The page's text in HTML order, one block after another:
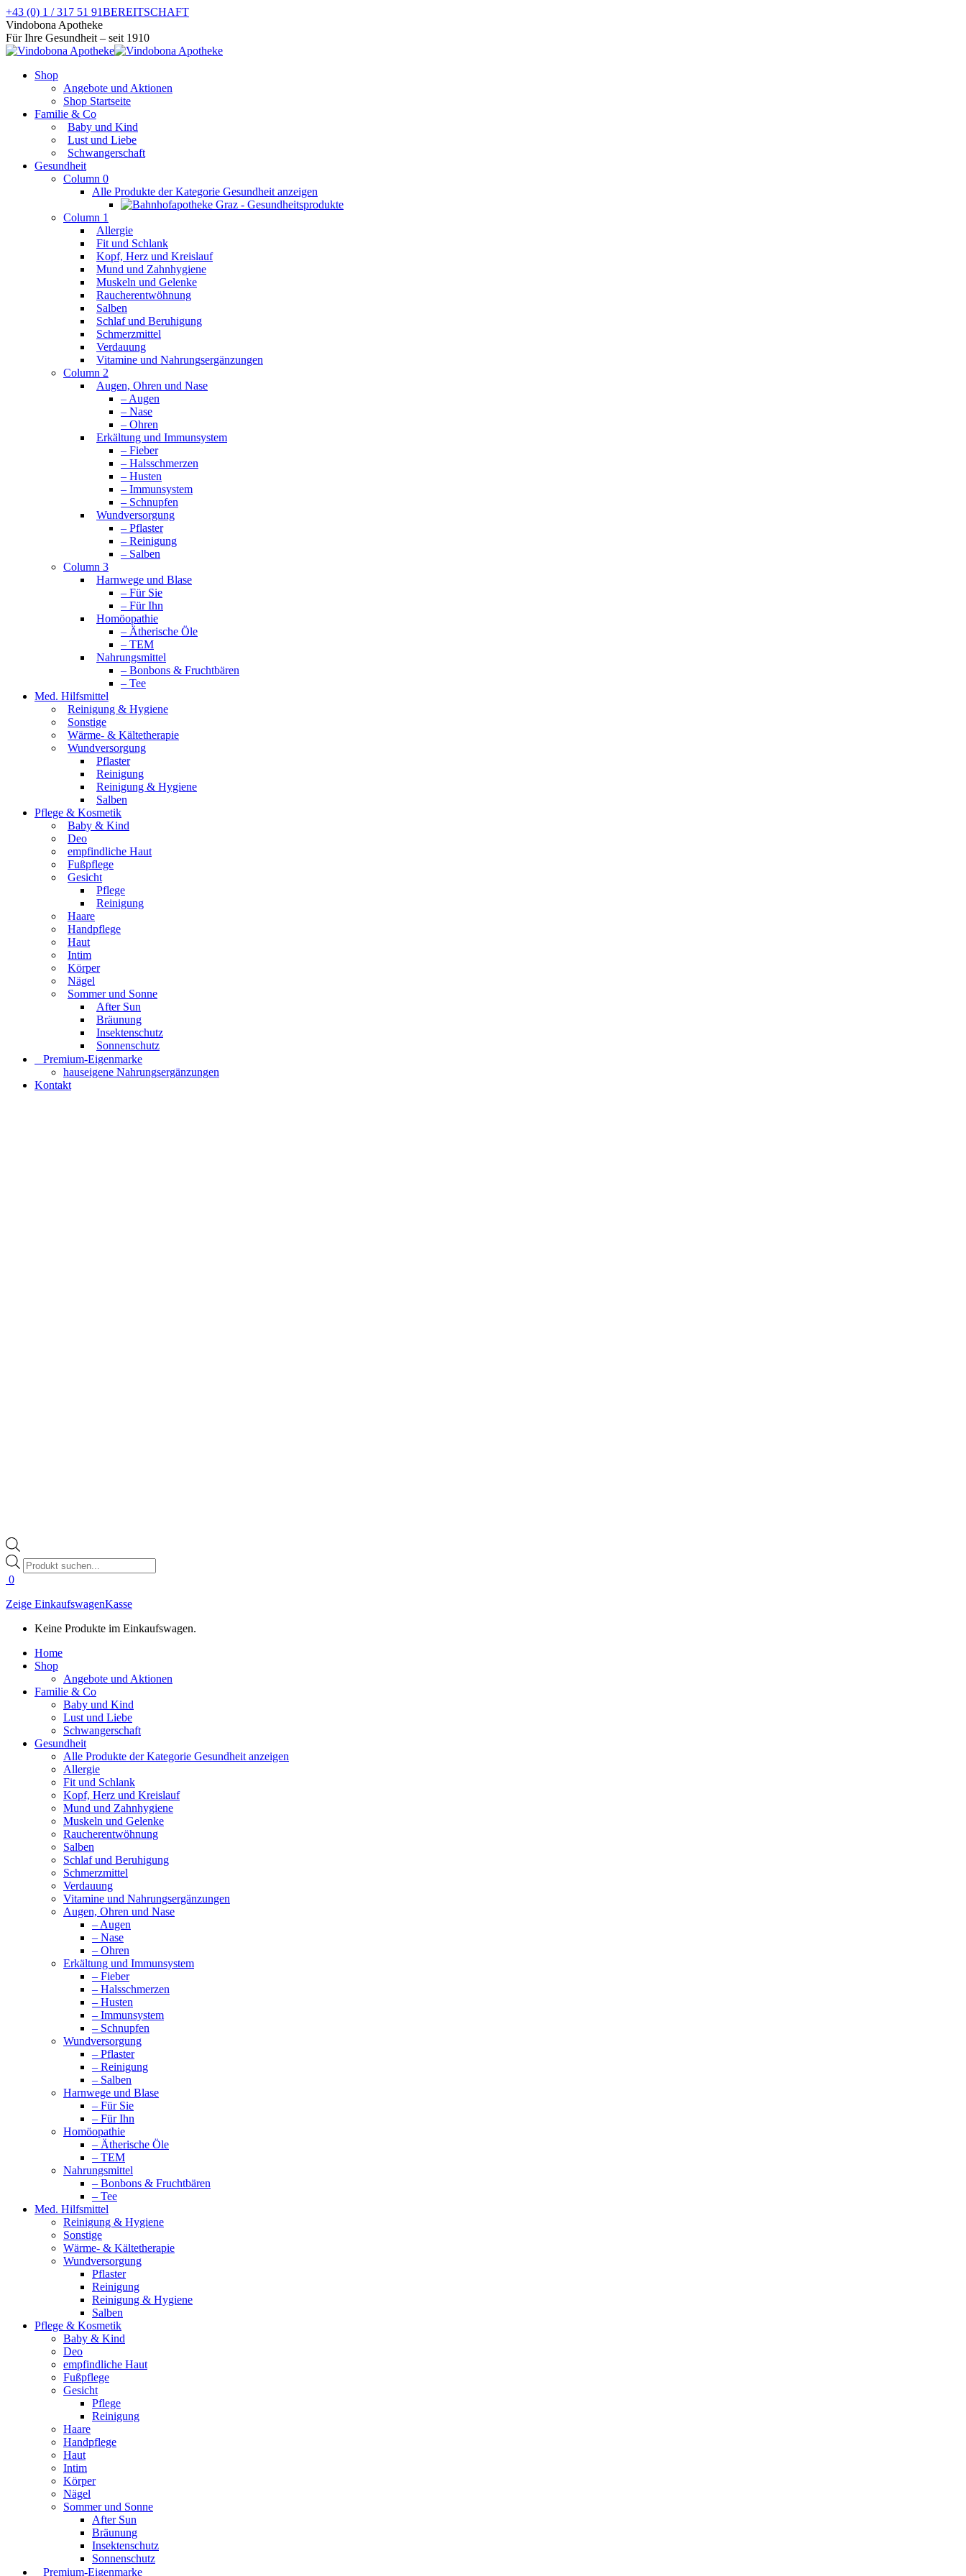
Zum
Inhalt
springen
+43 (0) 1 / 317 51 91BEREITSCHAFT
Facebook
page
opens
new
Instagram
page
opens
new
Vindobona Apotheke
Für Ihre Gesundheit – seit 1910
Shop
Angebote und Aktionen
Shop Startseite
Familie & Co
Baby und Kind
Lust und Liebe
Schwangerschaft
Gesundheit
Column 0
Alle Produkte der Kategorie Gesundheit anzeigen
Column 1
Allergie
Fit und Schlank
Kopf, Herz und Kreislauf
Mund und Zahnhygiene
Muskeln und Gelenke
Raucherentwöhnung
Salben
Schlaf und Beruhigung
Schmerzmittel
Verdauung
Vitamine und Nahrungsergänzungen
Column 2
Augen, Ohren und Nase
– Augen
– Nase
– Ohren
Erkältung und Immunsystem
– Fieber
– Halsschmerzen
– Husten
– Immunsystem
– Schnupfen
Wundversorgung
– Pflaster
– Reinigung
– Salben
Column 3
Harnwege und Blase
– Für Sie
– Für Ihn
Homöopathie
– Ätherische Öle
– TEM
Nahrungsmittel
– Bonbons & Fruchtbären
– Tee
Med. Hilfsmittel
Reinigung & Hygiene
Sonstige
Wärme- & Kältetherapie
Wundversorgung
Pflaster
Reinigung
Reinigung & Hygiene
Salben
Pflege & Kosmetik
Baby & Kind
Deo
empfindliche Haut
Fußpflege
Gesicht
Pflege
Reinigung
Haare
Handpflege
Haut
Intim
Körper
Nägel
Sommer und Sonne
After Sun
Bräunung
Insektenschutz
Sonnenschutz
⠀​Premium-Eigenmarke
hauseigene Nahrungsergänzungen
Kontakt
Products
search
0
Zeige EinkaufswagenKasse
Keine Produkte im Einkaufswagen.
Home
Shop
Angebote und Aktionen
Familie & Co
Baby und Kind
Lust und Liebe
Schwangerschaft
Gesundheit
Alle Produkte der Kategorie Gesundheit anzeigen
Allergie
Fit und Schlank
Kopf, Herz und Kreislauf
Mund und Zahnhygiene
Muskeln und Gelenke
Raucherentwöhnung
Salben
Schlaf und Beruhigung
Schmerzmittel
Verdauung
Vitamine und Nahrungsergänzungen
Augen, Ohren und Nase
– Augen
– Nase
– Ohren
Erkältung und Immunsystem
– Fieber
– Halsschmerzen
– Husten
– Immunsystem
– Schnupfen
Wundversorgung
– Pflaster
– Reinigung
– Salben
Harnwege und Blase
– Für Sie
– Für Ihn
Homöopathie
– Ätherische Öle
– TEM
Nahrungsmittel
– Bonbons & Fruchtbären
– Tee
Med. Hilfsmittel
Reinigung & Hygiene
Sonstige
Wärme- & Kältetherapie
Wundversorgung
Pflaster
Reinigung
Reinigung & Hygiene
Salben
Pflege & Kosmetik
Baby & Kind
Deo
empfindliche Haut
Fußpflege
Gesicht
Pflege
Reinigung
Haare
Handpflege
Haut
Intim
Körper
Nägel
Sommer und Sonne
After Sun
Bräunung
Insektenschutz
Sonnenschutz
⠀​Premium-Eigenmarke